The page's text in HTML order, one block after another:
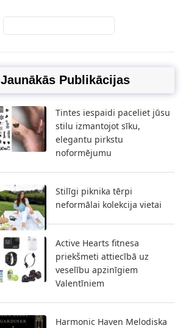
Jaunākās Publikācijas
Tintes iespaidi paceliet jūsu
stilu izmantojot sīku,
elegantu pirkstu
noformējumu
Stilīgi piknika tērpi
neformālai kolekcija vietai
Active Hearts fitnesa
priekšmeti attiecībā uz
veselību apzinīgiem
Valentīniem
Harmonic Haven Melodiska